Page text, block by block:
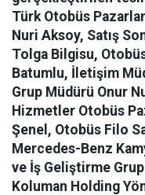
Türk Otobüs
Nuri Aksoy, Satış
Tolga Bilgisu,
Batumlu, İletişim
Grup Müdürü Onur
Hizmetler Otobüs
Şenel, Otobüs Filo
Mercedes-Benz
ve İş Geliştirme
Koluman Holding